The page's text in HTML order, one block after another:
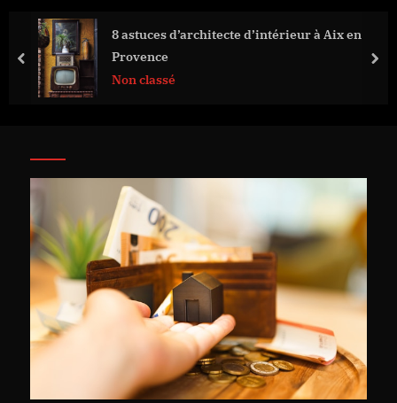
8 astuces d’architecte d’intérieur à Aix en
Provence
Non classé
prev next